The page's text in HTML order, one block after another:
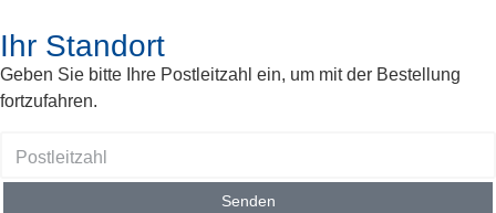
Ihr Standort
Geben Sie bitte Ihre Postleitzahl ein, um mit der Bestellung
fortzufahren.
Senden